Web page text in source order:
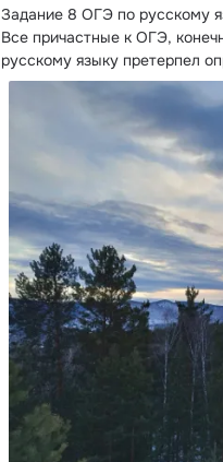
Задание 8 ОГЭ по русскому
Все причастные к ОГЭ,
русскому языку претерпел